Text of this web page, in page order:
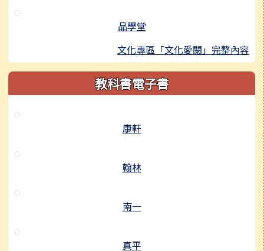
品學堂
文化專區「文化愛閱」完整內容
教科書電子書
康軒
翰林
南一
真平